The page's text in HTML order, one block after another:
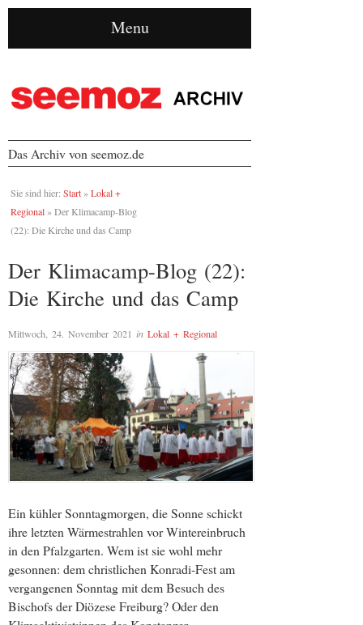
Menu
Das Archiv von seemoz.de
Sie sind hier: Start » Lokal +
Regional » Der Klimacamp-Blog
(22): Die Kirche und das Camp
Der Klimacamp-Blog (22):
Die Kirche und das Camp
Mittwoch, 24. November 2021 in Lokal + Regional
Ein kühler Sonntagmorgen, die Sonne schickt
ihre letzten Wärmestrahlen vor Wintereinbruch
in den Pfalzgarten. Wem ist sie wohl mehr
gesonnen: dem christlichen Konradi-Fest am
vergangenen Sonntag mit dem Besuch des
Bischofs der Diözese Freiburg? Oder den